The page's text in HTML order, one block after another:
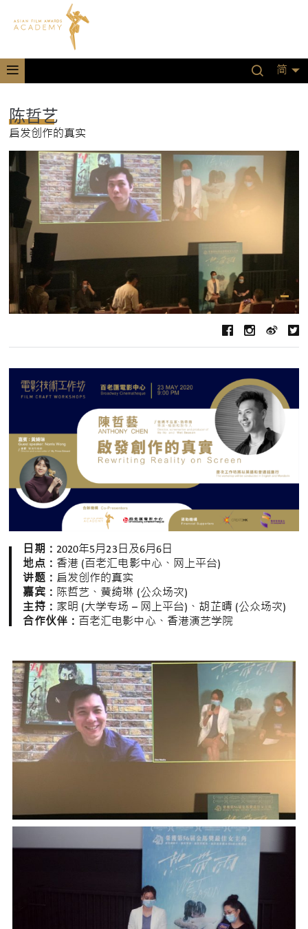
简
陈哲艺
启发创作的真实
日期： 2020年5月23日及6月6日
地点： 香港 (百老汇电影中心、网上平台)
讲题： 启发创作的真实
嘉宾： 陈哲艺、黄绮琳 (公众场次)
主持： 家明 (大学专场 – 网上平台)、胡芷晴 (公众场次)
合作伙伴： 百老汇电影中心、香港演艺学院